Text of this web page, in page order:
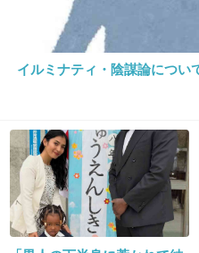
奥さんが運転するんだ
すごいなー。
28. 匿名2018/12/28(金) 19:30:57
奥さん運転出来るの？
イルミナティ・陰謀論につい